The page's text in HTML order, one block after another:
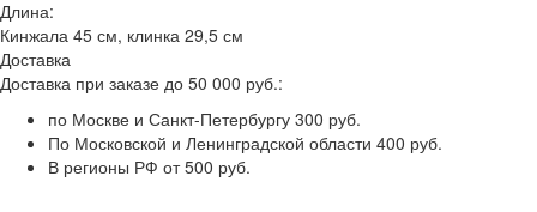
Длина:
Кинжала 45 см, клинка 29,5 см
Доставка
Доставка при заказе до 50 000 руб.:
по Москве и Санкт-Петербургу 300 руб.
По Московской и Ленинградской области 400 руб.
В регионы РФ от 500 руб.